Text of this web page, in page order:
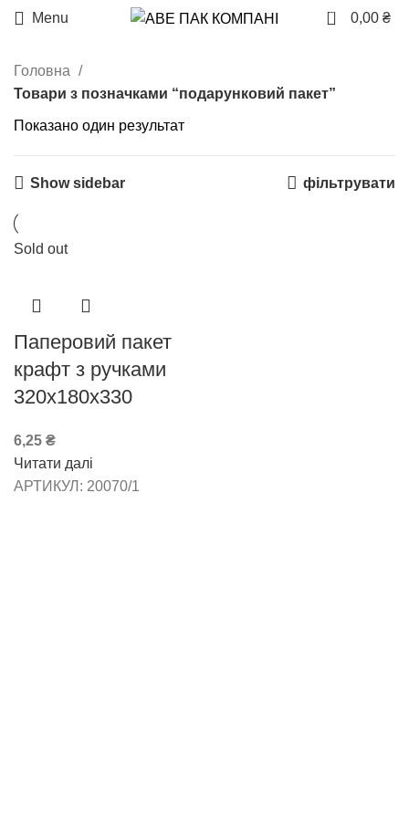
Menu 0 0,00 ₴
Головна
Товари з позначками “подарунковий пакет”
Показано один результат
Show sidebar фільтрувати
Sold out
Паперовий пакет
крафт з ручками
320х180х330
6,25 ₴
Читати далі
АРТИКУЛ: 20070/1